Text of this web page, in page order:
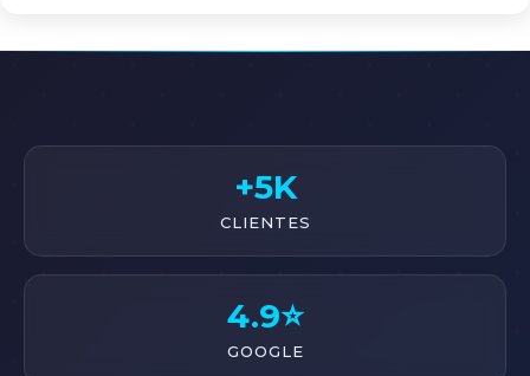
+5K
CLIENTES
4.9⭐
GOOGLE